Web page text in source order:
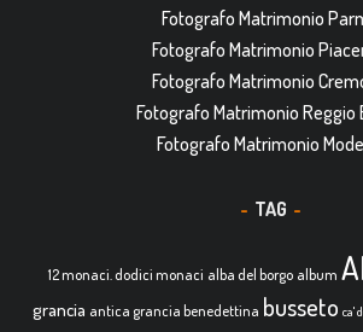
Fotografo Matrimonio
Fotografo Matrimonio
Fotografo Matrimonio
Fotografo Matrimonio Reggio
Fotografo Matrimonio
TAG
12 monaci. dodici monaci alba del borgo album
grancia antica grancia benedettina busseto ca'